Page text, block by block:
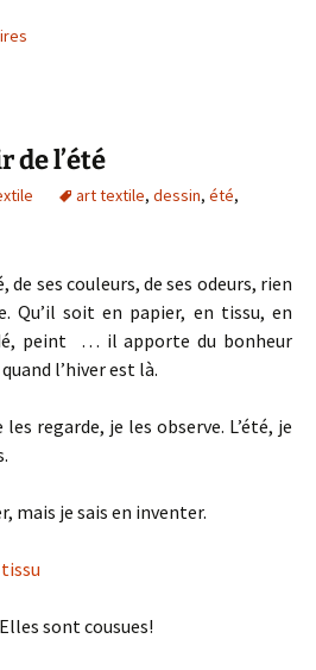
de l’été
art textile, dessin, été,
de ses couleurs, de ses odeurs, rien
Qu’il soit en papier, en tissu, en
peint … il apporte du bonheur
l’hiver est là.
regarde, je les observe. L’été, je
mais je sais en inventer.
sont cousues!